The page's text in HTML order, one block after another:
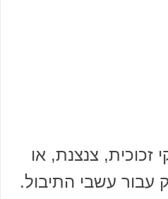
זכוכית, צנצנת, או
עבור עשבי התיבול.